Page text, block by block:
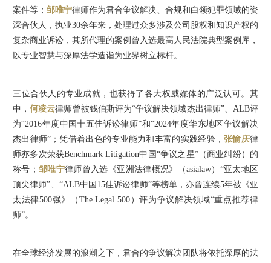
案件等； 邹唯宁律师作为君合争议解决、合规和白领犯罪领域的资
深合伙人，执业30余年来，处理过众多涉及公司股权和知识产权的
复杂商业诉讼，其所代理的案例曾入选最高人民法院典型案例库，
以专业智慧与深厚法学造诣为业界树立标杆。
三位合伙人的专业成就，也获得了各大权威媒体的广泛认可。其
中，何凌云律师曾被钱伯斯评为“争议解决领域杰出律师”、ALB评
为“2016年度中国十五佳诉讼律师”和“2024年度华东地区争议解决
杰出律师”；凭借着出色的专业能力和丰富的实践经验，张愉庆律
师亦多次荣获Benchmark Litigation中国“争议之星”（商业纠纷）的
称号； 邹唯宁律师曾入选《亚洲法律概况》（asialaw）“亚太地区
顶尖律师”、“ALB中国15佳诉讼律师”等榜单，亦曾连续5年被《亚
太法律500强》（The Legal 500）评为争议解决领域“重点推荐律
师”。
在全球经济发展的浪潮之下，君合的争议解决团队将依托深厚的法